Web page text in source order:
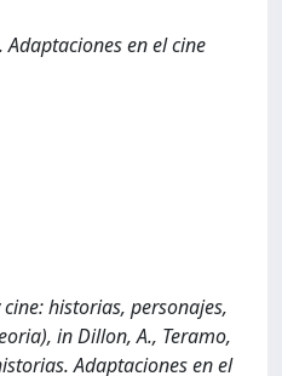
en el cine
historias, personajes,
in Dillon, A., Teramo,
Adaptaciones en el